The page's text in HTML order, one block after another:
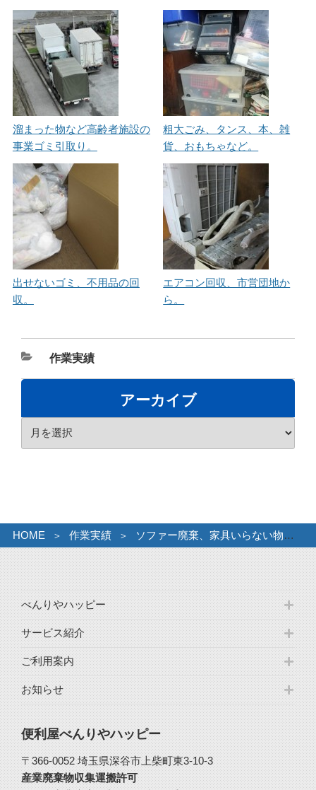
溜まった物など高齢者施設の
事業ゴミ引取り。
粗大ごみ、タンス、本、雑
貨、おもちゃなど。
出せないゴミ、不用品の回
収。
エアコン回収、市営団地か
ら。
カ
テ
ー
作業実績
アーカイブ
HOME 作業実績 ソファー廃棄、家具いらない物の処理
べんりやハッピー
サービス紹介
ご利用案内
お知らせ
便利屋べんりやハッピー
〒366-0052 埼玉県深谷市上柴町東3-10-3
産業廃棄物収集運搬許可